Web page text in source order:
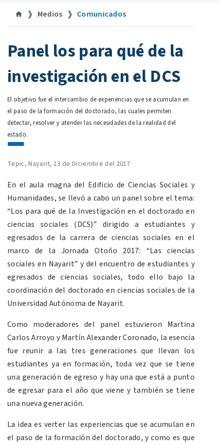
Medios Comunicados
Panel los para qué de la
investigación en el DCS
El objetivo fue el intercambio de experiencias que se acumulan en
el paso de la formación del doctorado, las cuales permiten
detectar, resolver y atender las necesidades de la realidad del
estado.
Tepic, Nayarit, 13 de Diciembre del 2017
En el aula magna del Edificio de Ciencias Sociales y
Humanidades, se llevó a cabo un panel sobre el tema:
“Los para qué de la Investigación en el doctorado en
ciencias sociales (DCS)” dirigido a estudiantes y
egresados de la carrera de ciencias sociales en el
marco de la Jornada Otoño 2017: “Las ciencias
sociales en Nayarit” y del encuentro de estudiantes y
egresados de ciencias sociales, todo ello bajo la
coordinación del doctorado en ciencias sociales de la
Universidad Autónoma de Nayarit.
Como moderadores del panel estuvieron Martina
Carlos Arroyo y Martín Alexander Coronado, la esencia
fue reunir a las tres generaciones que llevan los
estudiantes ya en formación, toda vez que se tiene
una generación de egreso y hay una que está a punto
de egresar para el año que viene y también se tiene
una nueva generación.
La idea es verter las experiencias que se acumulan en
el paso de la formación del doctorado, y como es que